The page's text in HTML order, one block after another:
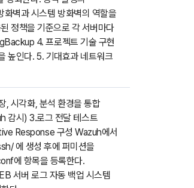
화벽과 시스템 방화벽의 역할을
정책을 기준으로 각 서버마다
4. 프로젝트 기술 구현
높인다. 5. 기대효과 네트워크
시각화, 분석 환경을 통합
감시) 3.로그 전달 테스트
Response 구성 Wazuh에서
에 생성 후에 퍼미션을
에 항목을 등록한다.
서버 로그 자동 백업 시스템